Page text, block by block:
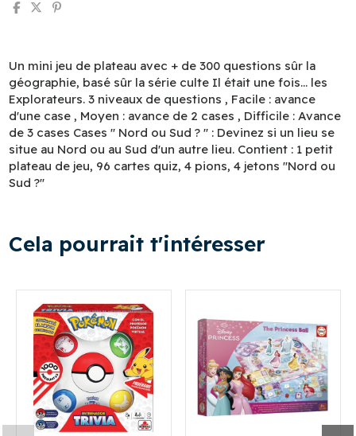
Un mini jeu de plateau avec + de 300 questions sûr la
géographie, basé sûr la série culte Il était une fois… les
Explorateurs. 3 niveaux de questions , Facile : avance
d'une case , Moyen : avance de 2 cases , Difficile : Avance
de 3 cases Cases '' Nord ou Sud ? '' : Devinez si un lieu se
situe au Nord ou au Sud d'un autre lieu. Contient : 1 petit
plateau de jeu, 96 cartes quiz, 4 pions, 4 jetons ''Nord ou
Sud ?''
Cela pourrait t'intéresser